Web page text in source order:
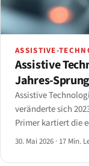
ASSISTIVE-
Assistive
Jahres-
Assistive
veränderte sich
Primer kartiert die
Meta, smarter
30. Mai 2026 · 17 Min.